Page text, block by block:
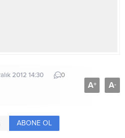
2012 14:30 0
A+ A-
ABONE OL